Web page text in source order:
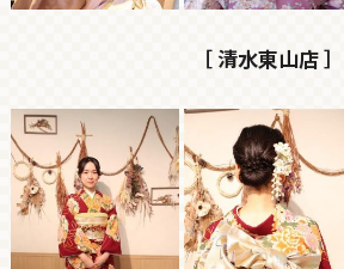
［ 清水東山店 ］